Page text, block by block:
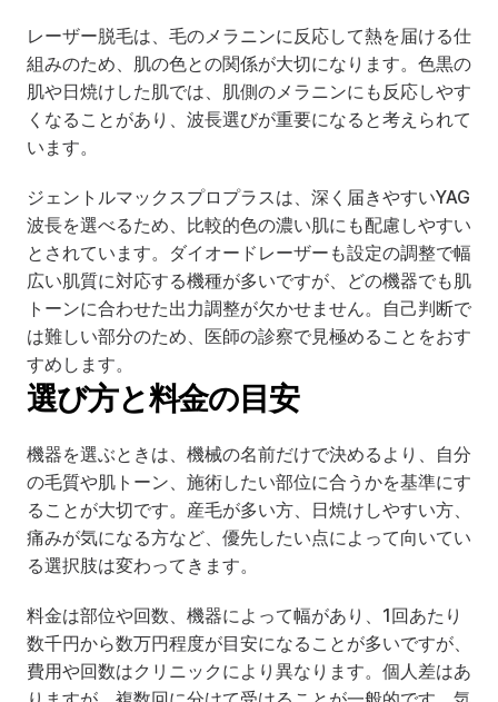
レーザー脱毛は、毛のメラニンに反応して熱を届ける仕
組みのため、肌の色との関係が大切になります。色黒の
肌や日焼けした肌では、肌側のメラニンにも反応しやす
くなることがあり、波長選びが重要になると考えられて
います。
ジェントルマックスプロプラスは、深く届きやすいYAG
波長を選べるため、比較的色の濃い肌にも配慮しやすい
とされています。ダイオードレーザーも設定の調整で幅
広い肌質に対応する機種が多いですが、どの機器でも肌
トーンに合わせた出力調整が欠かせません。自己判断で
は難しい部分のため、医師の診察で見極めることをおす
すめします。
選び方と料金の目安
機器を選ぶときは、機械の名前だけで決めるより、自分
の毛質や肌トーン、施術したい部位に合うかを基準にす
ることが大切です。産毛が多い方、日焼けしやすい方、
痛みが気になる方など、優先したい点によって向いてい
る選択肢は変わってきます。
料金は部位や回数、機器によって幅があり、1回あたり
数千円から数万円程度が目安になることが多いですが、
費用や回数はクリニックにより異なります。個人差はあ